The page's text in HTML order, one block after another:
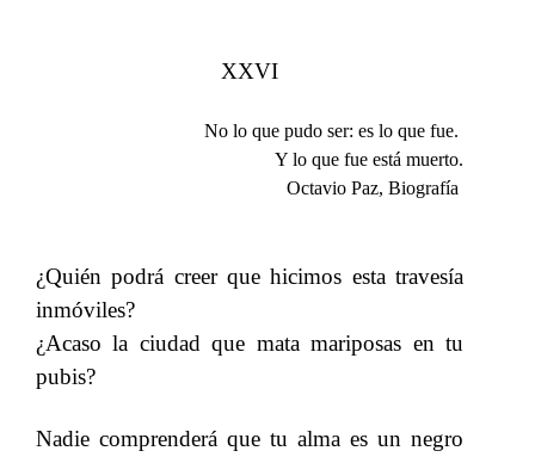
XXVI
No lo que pudo ser: es lo que fue.​​
Y lo que fue está muerto.
Octavio Paz, Biografía​​
¿Quién podrá creer que hicimos esta travesía
inmóviles?
¿Acaso la ciudad que mata mariposas en tu
pubis?
Nadie comprenderá que tu alma es un negro